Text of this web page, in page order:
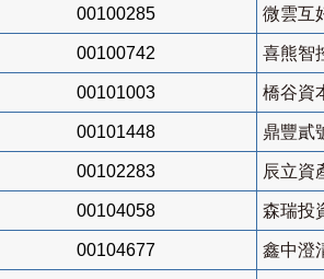
00100285 微雲互
00100742 喜熊智
00101003 橋谷資
00101448 鼎豐貳
00102283 辰立資
00104058 森瑞投
00104677 鑫中澄